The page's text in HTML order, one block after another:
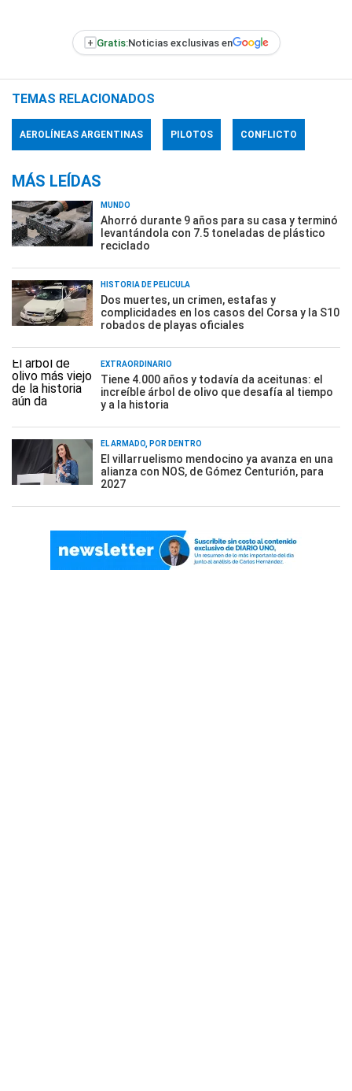
+ Gratis:Noticias exclusivas en
TEMAS RELACIONADOS
AEROLÍNEAS ARGENTINAS PILOTOS CONFLICTO
MÁS LEÍDAS
MUNDO
Ahorró durante 9 años para su casa y terminó
levantándola con 7.5 toneladas de plástico
reciclado
HISTORIA DE PELÍCULA
Dos muertes, un crimen, estafas y
complicidades en los casos del Corsa y la S10
robados de playas oficiales
EXTRAORDINARIO
Tiene 4.000 años y todavía da aceitunas: el
increíble árbol de olivo que desafía al tiempo
y a la historia
EL ARMADO, POR DENTRO
El villarruelismo mendocino ya avanza en una
alianza con NOS, de Gómez Centurión, para
2027